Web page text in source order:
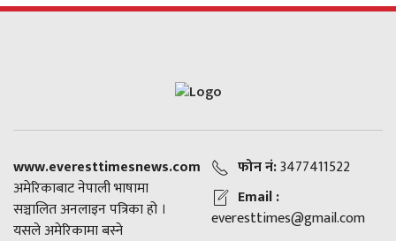
www.everesttimesnews.com
अमेरिकाबाट नेपाली भाषामा
सञ्चालित अनलाइन पत्रिका हो ।
यसले अमेरिकामा बस्ने
फोन नं:3477411522
Email :
everesttimes@gmail.com